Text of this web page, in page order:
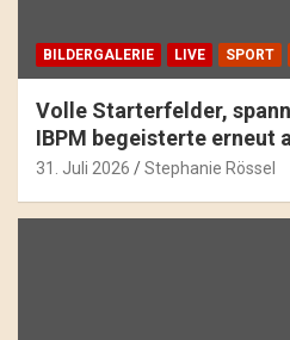
BILDERGALERIE LIVE SPORT
Volle Starterfelder,
IBPM begeisterte erneut
31. Juli 2026 Stephanie Rössel